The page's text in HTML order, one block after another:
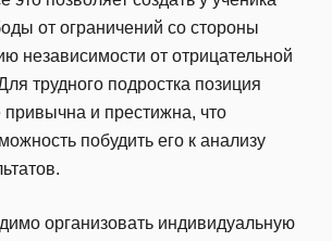
от ограничений со стороны
независимости от отрицательной
трудного подростка позиция
и престижна, что
побудить его к анализу
организовать индивидуальную